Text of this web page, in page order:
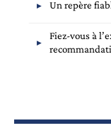
Un repère
Fiez-vous à